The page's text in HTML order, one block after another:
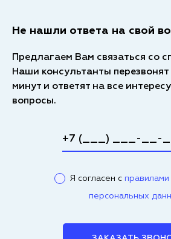
Не нашли ответа на свой
Предлагаем Вам связаться со
Наши консультанты перезвонят
минут и ответят на все
вопросы.
Я согласен с
персональных